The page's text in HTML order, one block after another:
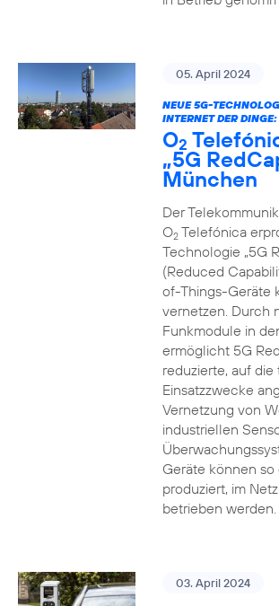
05. April 2024
NEUE 5G-
INTERNET DER DINGE:
O2
„5G
München
Der
O2Telefónica
Technologie „5G
(Reduced
of-Things-Geräte
vernetzen. Durch
Funkmodule in
ermöglicht 5G
reduzierte, auf
Einsatzzwecke
Vernetzung von
industriellen
Geräte können so
produziert, im
betrieben werden.
03. April 2024